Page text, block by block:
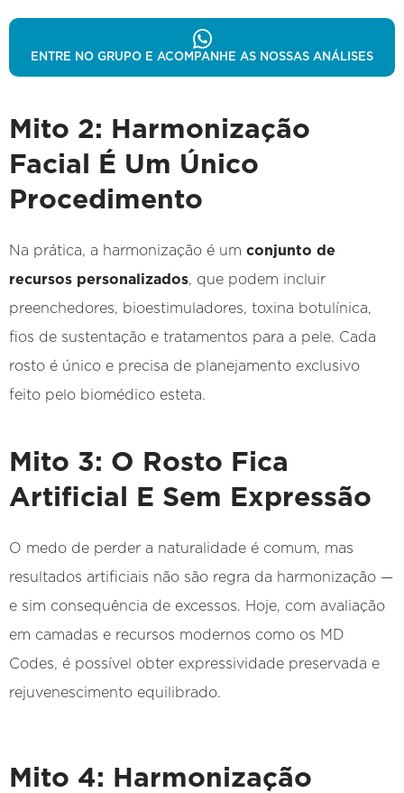
ENTRE NO GRUPO E ACOMPANHE AS NOSSAS ANÁLISES
Mito 2: Harmonização
Facial É Um Único
Procedimento
Na prática, a harmonização é um conjunto de
recursos personalizados, que podem incluir
preenchedores, bioestimuladores, toxina botulínica,
fios de sustentação e tratamentos para a pele. Cada
rosto é único e precisa de planejamento exclusivo
feito pelo biomédico esteta.
Mito 3: O Rosto Fica
Artificial E Sem Expressão
O medo de perder a naturalidade é comum, mas
resultados artificiais não são regra da harmonização —
e sim consequência de excessos. Hoje, com avaliação
em camadas e recursos modernos como os MD
Codes, é possível obter expressividade preservada e
rejuvenescimento equilibrado.
Mito 4: Harmonização